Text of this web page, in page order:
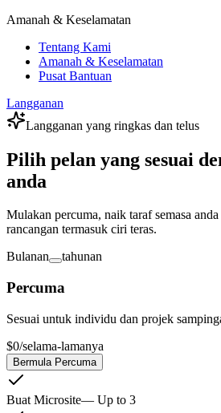
Amanah & Keselamatan
Tentang Kami
Amanah & Keselamatan
Pusat Bantuan
Langganan
Langganan yang ringkas dan telus
Pilih pelan yang sesuai
anda
Mulakan percuma, naik taraf semasa
rancangan termasuk ciri teras.
Bulanan
tahunan
Percuma
Sesuai untuk individu dan projek
$0/selama-lamanya
Bermula Percuma
Buat Microsite— Up to 3